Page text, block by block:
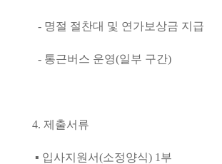
- 명절 절찬대 및 연가보상금 지급
- 통근버스 운영(일부 구간)
4. 제출서류
▪ 입사지원서(소정양식) 1 부